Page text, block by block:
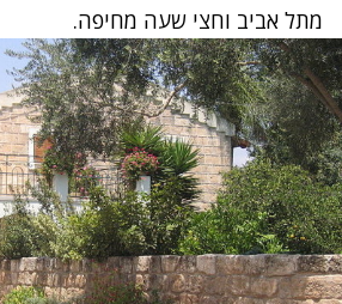
מתל אביב וחצי שעה מחיפה.